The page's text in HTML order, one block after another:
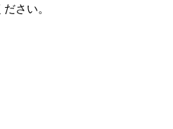
さい。